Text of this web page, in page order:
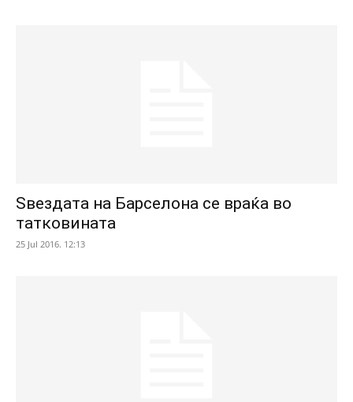
Ѕвездата на Барселона се враќа во
татковината
25 Jul 2016. 12:13